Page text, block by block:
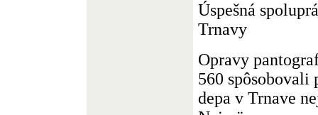
Úspešná
Trnavy
Opravy
560 spôsobovali
depa v Trnave